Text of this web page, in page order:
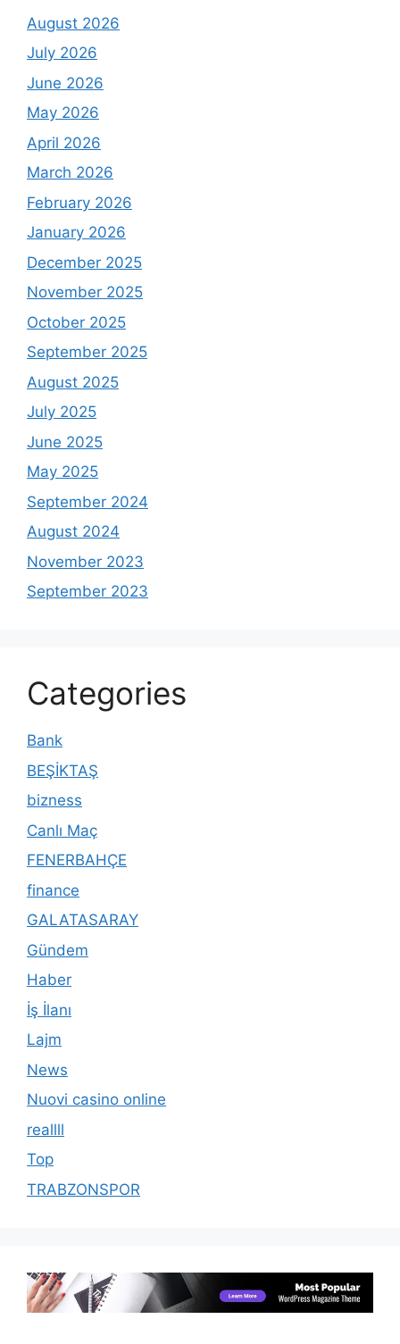
August 2026
July 2026
June 2026
May 2026
April 2026
March 2026
February 2026
January 2026
December 2025
November 2025
October 2025
September 2025
August 2025
July 2025
June 2025
May 2025
September 2024
August 2024
November 2023
September 2023
Categories
Bank
BEŞİKTAŞ
bizness
Canlı Maç
FENERBAHÇE
finance
GALATASARAY
Gündem
Haber
İş İlanı
Lajm
News
Nuovi casino online
reallll
Top
TRABZONSPOR